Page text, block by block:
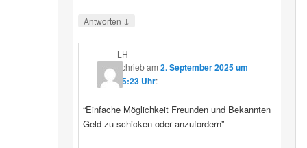
Antworten ↓
LH
schriebam2. September 2025 um
15:23 Uhr:
“Einfache Möglichkeit Freunden und Bekannten
Geld zu schicken oder anzufordern”